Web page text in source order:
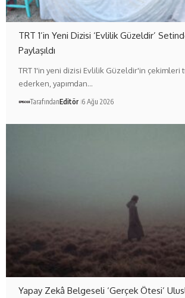
TRT 1’in Yeni Dizisi ‘Evlilik Güzeldir’
Paylaşıldı
TRT 1'in yeni dizisi Evlilik Güzeldir'in çekimleri
ederken, yapımdan…
TarafındanEditör 6 Ağu 2026
Yapay Zekâ Belgeseli ‘Gerçek Ötesi’